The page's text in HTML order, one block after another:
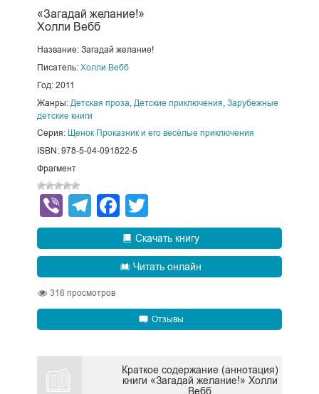
«Загадай желание!»
Холли Вебб
Название: Загадай желание!
Писатель: Холли Вебб
Год: 2011
Жанры: Детская проза Детские приключения Зарубежные
детские книги
Серия: Щенок Проказник и его весёлые приключения
ISBN: 978-5-04-091822-5
Фрагмент
ViberTelegram
Facebook
Скачать книгу
Читать онлайн
316 просмотров
Отзывы
Краткое содержание (аннотация)
книги «Загадай желание!» Холли
Вебб